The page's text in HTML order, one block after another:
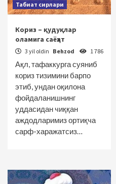
Табиат сирлари
Кориз – қудуқлар
оламига саёҳат
3 yil oldin Behzod 1 786
Ақл, тафаккурга суяниб
кориз тизимини барпо
этиб, ундан оқилона
фойдаланишнинг
уддасидан чиққан
аждодларимиз ортиқча
сарф-харажатсиз…